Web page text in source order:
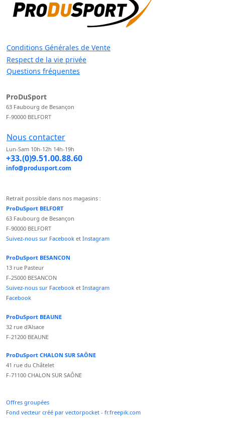
Conditions Générales de Vente
Respect de la vie privée
Questions fréquentes
ProDuSport
63 Faubourg de Besançon
F-90000 BELFORT
Nous contacter
Lun-Sam 10h-12h 14h-19h
+33.(0)9.51.00.88.60
info@produsport.com
Retrait possible dans nos magasins :
ProDuSport BELFORT
63 Faubourg de Besançon
F-90000 BELFORT
Suivez-nous sur Facebook et Instagram
ProDuSport BESANCON
13 rue Pasteur
F-25000 BESANCON
Suivez-nous sur Facebook et Instagram
Facebook
ProDuSport BEAUNE
32 rue d'Alsace
F-21200 BEAUNE
ProDuSport CHALON SUR SAÔNE
41 rue du Châtelet
F-71100 CHALON SUR SAÔNE
Offres groupées
Fond vecteur créé par vectorpocket - fr.freepik.com